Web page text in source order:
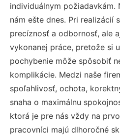
individuálnym požiadavkám.
nám ešte dnes. Pri realizácií
precíznosť a odbornosť, ale
vykonanej práce, pretože si
pochybenie môže spôsobiť
komplikácie. Medzi naše
spoľahlivosť, ochota,
snaha o maximálnu
ktorá je pre nás vždy na
pracovníci majú dlhoročné